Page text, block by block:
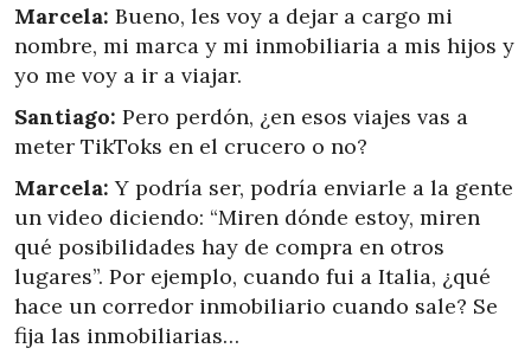
Marcela: Bueno, les voy a dejar a cargo mi
nombre, mi marca y mi inmobiliaria a mis hijos y
yo me voy a ir a viajar.
Santiago: Pero perdón, ¿en esos viajes vas a
meter TikToks en el crucero o no?
Marcela: Y podría ser, podría enviarle a la gente
un video diciendo: “Miren dónde estoy, miren
qué posibilidades hay de compra en otros
lugares”. Por ejemplo, cuando fui a Italia, ¿qué
hace un corredor inmobiliario cuando sale? Se
fija las inmobiliarias…